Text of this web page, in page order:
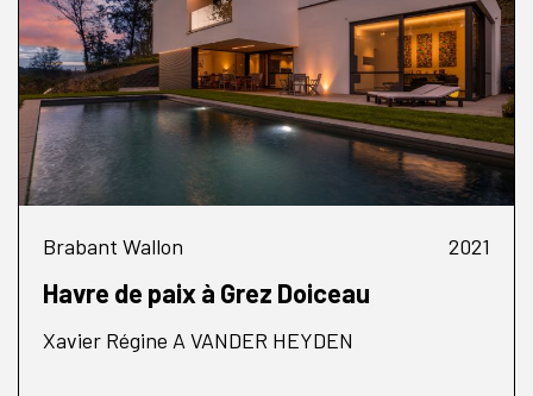
Brabant Wallon 2021
Havre de paix à Grez Doiceau
Xavier Régine A VANDER HEYDEN